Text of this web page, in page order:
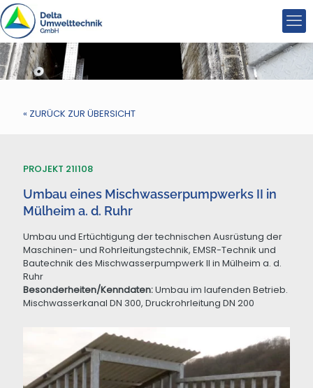
« ZURÜCK ZUR ÜBERSICHT
PROJEKT 21I108
Umbau eines Mischwasserpumpwerks II in
Mülheim a. d. Ruhr
Umbau und Ertüchtigung der technischen Ausrüstung der
Maschinen- und Rohrleitungstechnik, EMSR-Technik und
Bautechnik des Mischwasserpumpwerk II in Mülheim a. d.
Ruhr
Besonderheiten/Kenndaten:Umbau im laufenden Betrieb.
Mischwasserkanal DN 300, Druckrohrleitung DN 200